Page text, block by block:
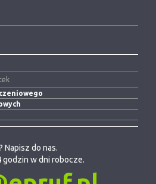
Napisz do nas.
godzin w dni robocze.